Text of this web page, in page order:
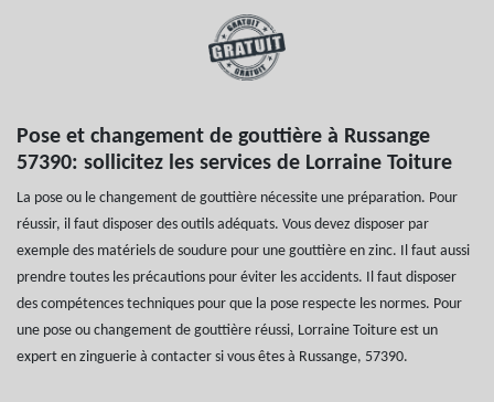
Pose et changement de gouttière à Russange
57390: sollicitez les services de Lorraine Toiture
La pose ou le changement de gouttière nécessite une préparation. Pour
réussir, il faut disposer des outils adéquats. Vous devez disposer par
exemple des matériels de soudure pour une gouttière en zinc. Il faut aussi
prendre toutes les précautions pour éviter les accidents. Il faut disposer
des compétences techniques pour que la pose respecte les normes. Pour
une pose ou changement de gouttière réussi, Lorraine Toiture est un
expert en zinguerie à contacter si vous êtes à Russange, 57390.